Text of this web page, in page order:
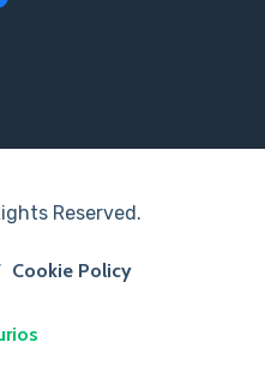
Reserved.
Cookie Policy